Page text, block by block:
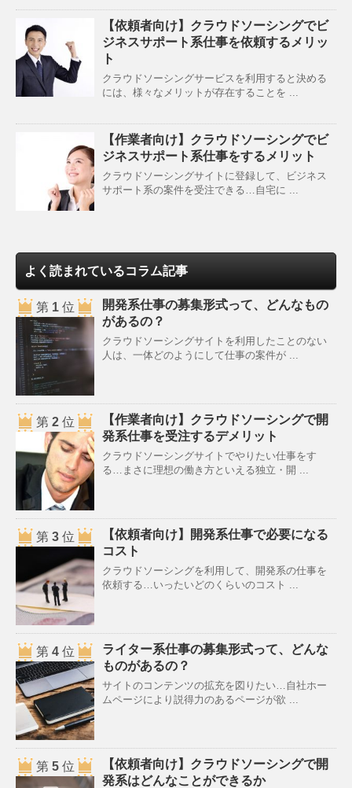
【依頼者向け】クラウドソーシングでビ
ジネスサポート系仕事を依頼するメリッ
ト
クラウドソーシングサービスを利用すると決める
には、様々なメリットが存在することを ...
【作業者向け】クラウドソーシングでビ
ジネスサポート系仕事をするメリット
クラウドソーシングサイトに登録して、ビジネス
サポート系の案件を受注できる…自宅に ...
よく読まれているコラム記事
第 1位
開発系仕事の募集形式って、どんなもの
があるの？
クラウドソーシングサイトを利用したことのない
人は、一体どのようにして仕事の案件が ...
第 2位
【作業者向け】クラウドソーシングで開
発系仕事を受注するデメリット
クラウドソーシングサイトでやりたい仕事をす
る…まさに理想の働き方といえる独立・開 ...
第 3位
【依頼者向け】開発系仕事で必要になる
コスト
クラウドソーシングを利用して、開発系の仕事を
依頼する…いったいどのくらいのコスト ...
第 4位
ライター系仕事の募集形式って、どんな
ものがあるの？
サイトのコンテンツの拡充を図りたい…自社ホー
ムページにより説得力のあるページが欲 ...
第 5位
【依頼者向け】クラウドソーシングで開
発系はどんなことができるか